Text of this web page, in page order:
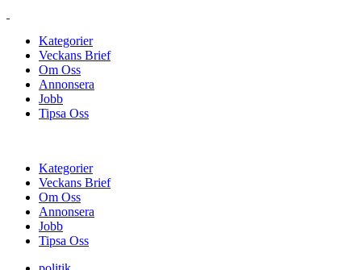
Kategorier
Veckans Brief
Om Oss
Annonsera
Jobb
Tipsa Oss
Kategorier
Veckans Brief
Om Oss
Annonsera
Jobb
Tipsa Oss